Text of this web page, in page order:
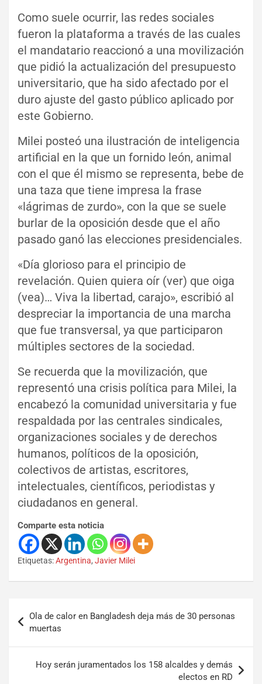
Como suele ocurrir, las redes sociales
fueron la plataforma a través de las cuales
el mandatario reaccionó a una movilización
que pidió la actualización del presupuesto
universitario, que ha sido afectado por el
duro ajuste del gasto público aplicado por
este Gobierno.
Milei posteó una ilustración de inteligencia
artificial en la que un fornido león, animal
con el que él mismo se representa, bebe de
una taza que tiene impresa la frase
«lágrimas de zurdo», con la que se suele
burlar de la oposición desde que el año
pasado ganó las elecciones presidenciales.
«Día glorioso para el principio de
revelación. Quien quiera oír (ver) que oiga
(vea)… Viva la libertad, carajo», escribió al
despreciar la importancia de una marcha
que fue transversal, ya que participaron
múltiples sectores de la sociedad.
Se recuerda que la movilización, que
representó una crisis política para Milei, la
encabezó la comunidad universitaria y fue
respaldada por las centrales sindicales,
organizaciones sociales y de derechos
humanos, políticos de la oposición,
colectivos de artistas, escritores,
intelectuales, científicos, periodistas y
ciudadanos en general.
Comparte esta noticia
Etiquetas:Argentina, Javier Milei
Ola de calor en Bangladesh deja más de 30 personas
muertas
Hoy serán juramentados los 158 alcaldes y demás
electos en RD